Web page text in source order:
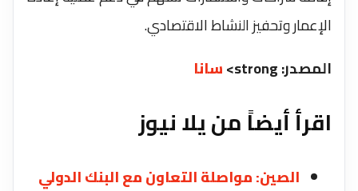
الإعمار وتحفيز النشاط الاقتصادي.
المصدر: strong>
سانا
اقرأ أيضاً من يلا نيوز
الصين: مواصلة التعاون مع البنك الدولي